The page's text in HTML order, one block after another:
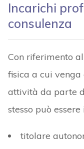
Incarichi
consulenza
Con riferimento
fisica a cui
attività da parte
stesso può
titolare